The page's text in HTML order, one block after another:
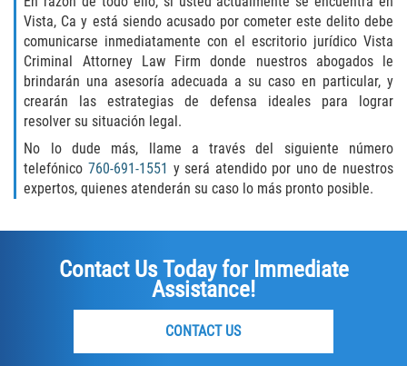
Other Crimes
Damaging Phone Lines
Post Conviction Matters
Petition to Vacate Murder Conviction
Sex Crimes
Vista, Ca y está siendo acusado por cometer este delito debe
comunicarse inmediatamente con el escritorio jurídico Vista
Criminal Attorney Law Firm donde nuestros abogados le
brindarán una asesoría adecuada a su caso en particular, y
crearán las estrategias de defensa ideales para lograr
resolver su situación legal.
No lo dude más, llame a través del siguiente número
telefónico 760-691-1551 y será atendido por uno de nuestros
expertos, quienes atenderán su caso lo más pronto posible.
Contact Us Today for Immediate
Assistance!
CONTACT US